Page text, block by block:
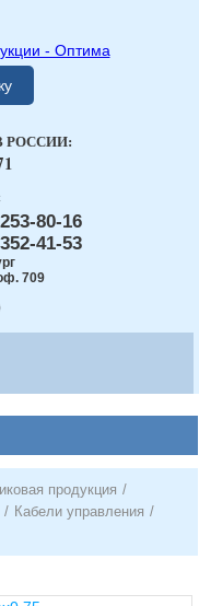
253-80-16
352-41-53
709
РОССИИ:
продукция /
/ Кабели управления /